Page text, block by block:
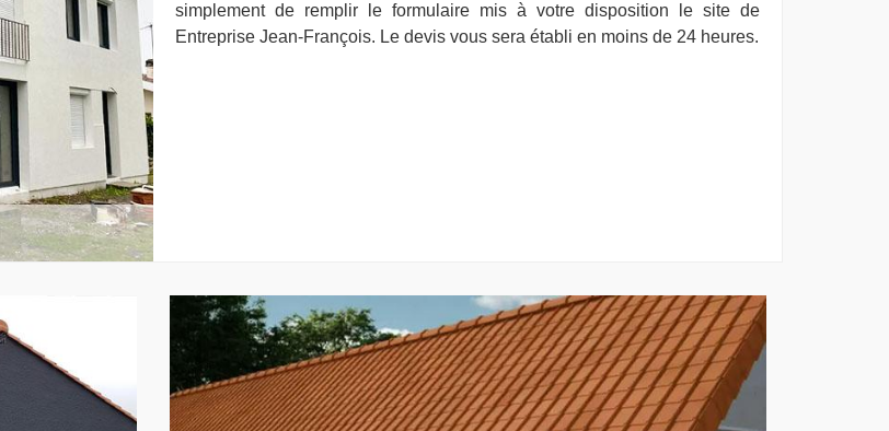
simplement de remplir le formulaire mis à votre disposition le site de
Entreprise Jean-François. Le devis vous sera établi en moins de 24 heures.